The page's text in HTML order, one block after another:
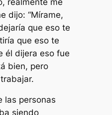
dijo: “Mírame,
que eso te
que eso te
él dijera eso fue
bien, pero
las personas
siendo